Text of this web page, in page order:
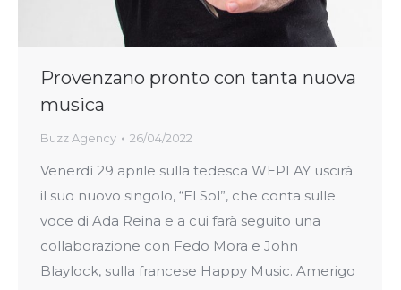
Provenzano pronto con tanta nuova
musica
Buzz Agency 26/04/2022
Venerdì 29 aprile sulla tedesca WEPLAY uscirà
il suo nuovo singolo, “El Sol”, che conta sulle
voce di Ada Reina e a cui farà seguito una
collaborazione con Fedo Mora e John
Blaylock, sulla francese Happy Music. Amerigo